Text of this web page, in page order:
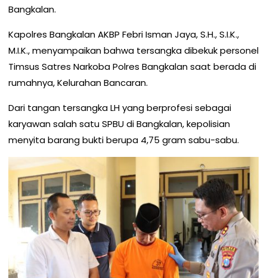
Bangkalan.
Kapolres Bangkalan AKBP Febri Isman Jaya, S.H., S.I.K.,
M.I.K., menyampaikan bahwa tersangka dibekuk personel
Timsus Satres Narkoba Polres Bangkalan saat berada di
rumahnya, Kelurahan Bancaran.
Dari tangan tersangka LH yang berprofesi sebagai
karyawan salah satu SPBU di Bangkalan, kepolisian
menyita barang bukti berupa 4,75 gram sabu-sabu.